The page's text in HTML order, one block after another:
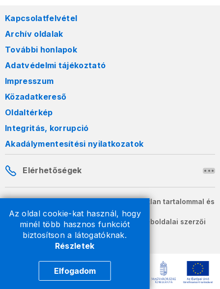
Az oldal cookie-kat használ, hogy
minél több hasznos funkciót
biztosítson a látogatóknak.
Részletek
Elfogadom
Kapcsolatfelvétel
Archív oldalak
További honlapok
Adatvédelmi tájékoztató
Impresszum
Közadatkereső
Oldaltérkép
Integritás, korrupció
Akadálymentesítési nyilatkozatok
Elérhetőségek
A honlapon szereplő információk változatlan tartalommal és
formában szabadon terjeszthetők.
2026 © A Nemzeti Adó- és Vámhivatal weboldalai szerzői
jogvédelem alatt állnak.